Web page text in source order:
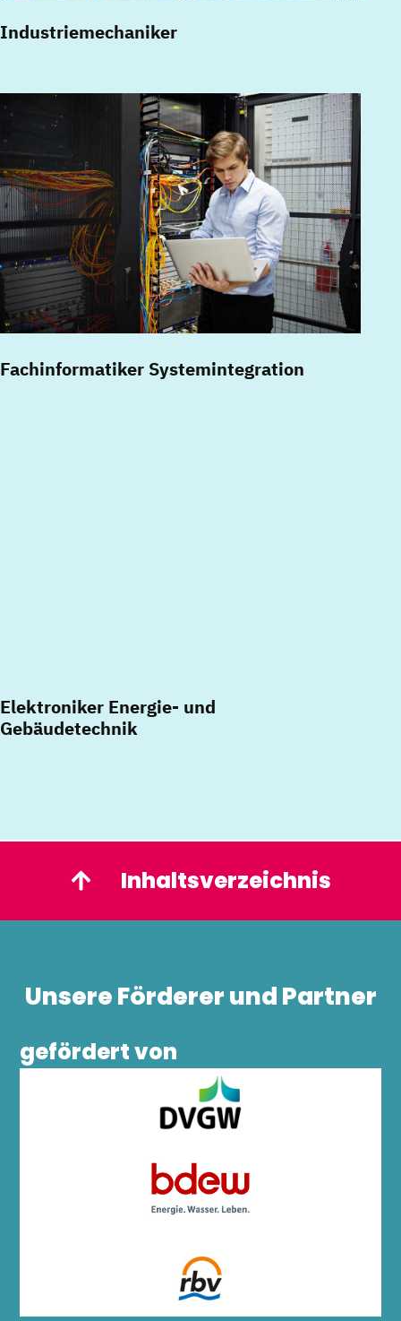
Industriemechaniker
Fachinformatiker Systemintegration
Elektroniker Energie- und
Gebäudetechnik
Inhaltsverzeichnis
Unsere Förderer und Partner
gefördert von